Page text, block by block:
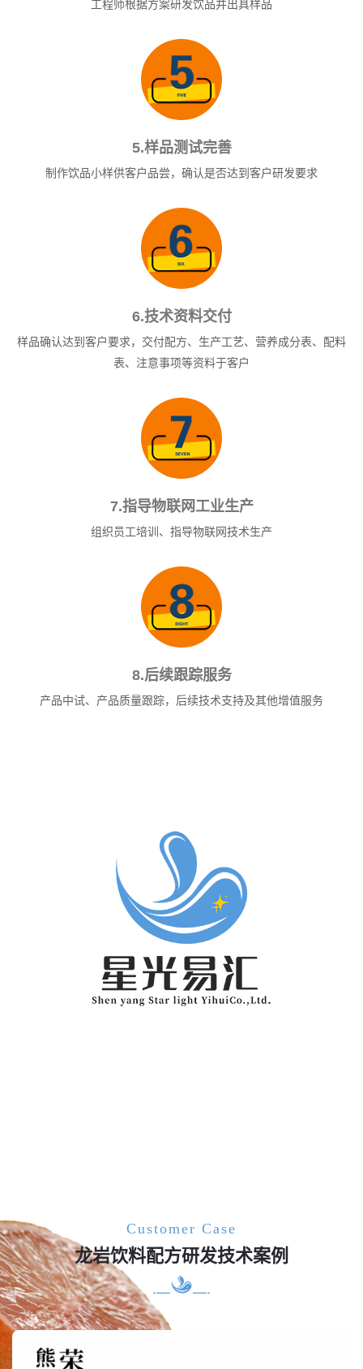
工程师根据方案研发饮品并出具样品
5.样品测试完善
制作饮品小样供客户品尝，确认是否达到客户研发要求
6.技术资料交付
样品确认达到客户要求，交付配方、生产工艺、营养成分表、配料
表、注意事项等资料于客户
7.指导物联网工业生产
组织员工培训、指导物联网技术生产
8.后续跟踪服务
产品中试、产品质量跟踪，后续技术支持及其他增值服务
Customer Case
龙岩饮料配方研发技术案例